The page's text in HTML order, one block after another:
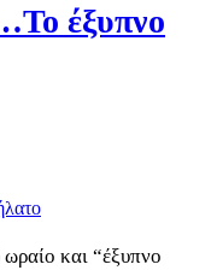
έξυπνο
και “έξυπνο